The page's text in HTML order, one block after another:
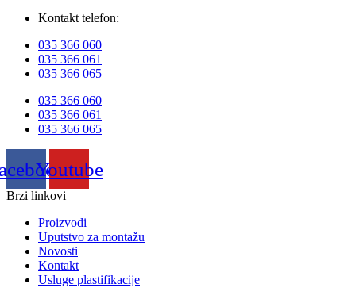
Kontakt telefon:
035 366 060
035 366 061
035 366 065
035 366 060
035 366 061
035 366 065
Youtube
Brzi linkovi
Proizvodi
Uputstvo za montažu
Novosti
Kontakt
Usluge plastifikacije